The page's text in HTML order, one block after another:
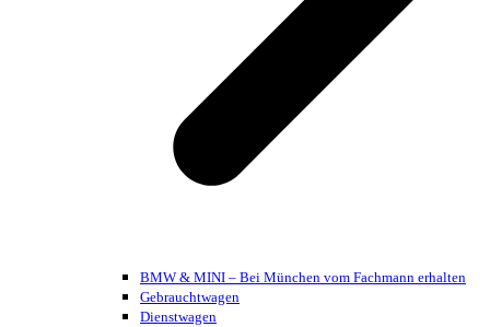
BMW & MINI – Bei München vom Fachmann erhalten
Gebrauchtwagen
Dienstwagen